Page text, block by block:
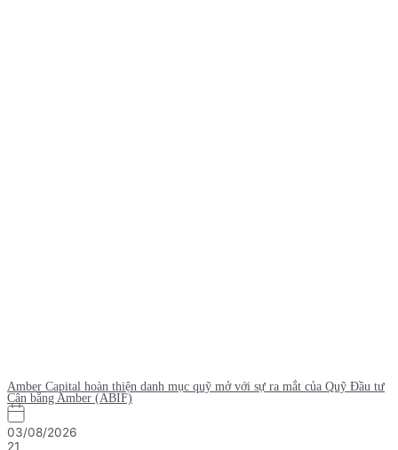
Amber Capital hoàn thiện danh mục quỹ mở với sự ra mắt của Quỹ Đầu tư
Cân bằng Amber (ABIF)
03/08/2026
21